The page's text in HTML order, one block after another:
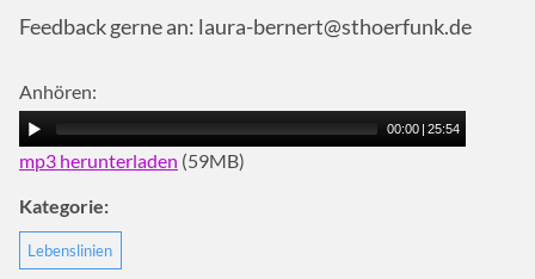
Feedback gerne an: laura-bernert@sthoerfunk.de
Anhören:
00:00 | 25:54
mp3 herunterladen (59MB)
Kategorie:
Lebenslinien